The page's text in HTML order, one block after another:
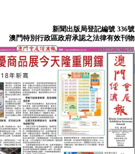
新聞出版局登記編號 336號
澳門特別行政區政府承認之法律有效刊物